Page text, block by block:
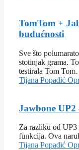
TomTom +
budućnosti
Sve što
stotinjak grama.
testirala Tom
Tijana Popadić
Jawbone UP2
Za razliku od UP3
funkcija. Ova
Tijana Popadić